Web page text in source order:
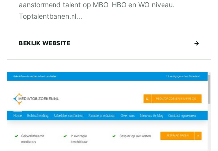
aanstormend talent op MBO, HBO en WO niveau.
Toptalentbanen.nl...
BEKIJK WEBSITE →